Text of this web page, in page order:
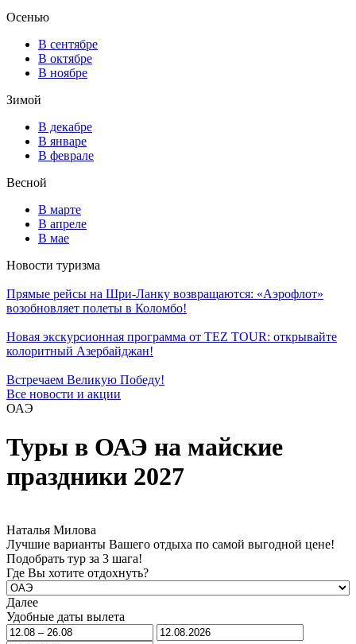
Осенью
В сентябре
В октябре
В ноябре
Зимой
В декабре
В январе
В феврале
Весной
В марте
В апреле
В мае
Новости туризма
Прямые рейсы на Шри-Ланку возвращаются: «Аэрофлот»
возобновляет полеты в Коломбо!
Новая экскурсионная программа от TEZ TOUR: открывайте
колоритный Азербайджан!
Встречаем Великую Победу!
Все новости и акции
ОАЭ
Туры в ОАЭ на майские
праздники 2027
Наталья Милова
Лучшие варианты Вашего отдыха по самой выгодной цене!
Подобрать тур за 3 шага!
Где Вы хотите отдохнуть?
Далее
Удобные даты вылета